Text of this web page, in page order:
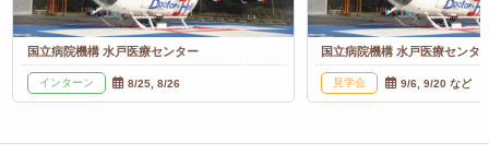
国立病院機構 水戸医療センター
インターン 8/25, 8/26
国立病院機構 水戸医療センタ
見学会 9/6, 9/20 など